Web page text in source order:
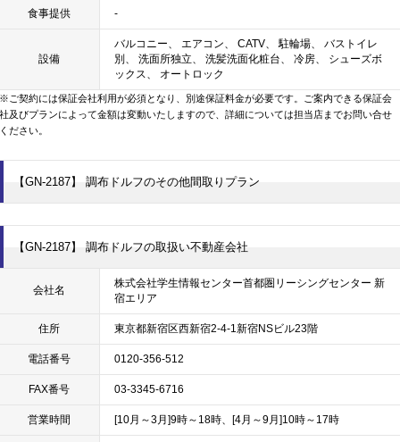
食事提供 -
設備
バルコニー、 エアコン、 CATV、 駐輪場、 バストイレ
別、 洗面所独立、 洗髪洗面化粧台、 冷房、 シューズボ
ックス、 オートロック
※ご契約には保証会社利用が必須となり、別途保証料金が必要です。ご案内できる保証会
社及びプランによって金額は変動いたしますので、詳細については担当店までお問い合せ
ください。
【GN-2187】 調布ドルフのその他間取りプラン
【GN-2187】 調布ドルフの取扱い不動産会社
会社名
株式会社学生情報センター首都圏リーシングセンター 新
宿エリア
住所 東京都新宿区西新宿2-4-1新宿NSビル23階
電話番号 0120-356-512
FAX番号 03-3345-6716
営業時間 [10月～3月]9時～18時、[4月～9月]10時～17時